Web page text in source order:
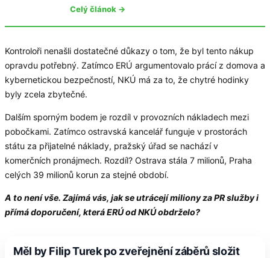
Celý článok →
Kontroloři nenašli dostatečné důkazy o tom, že byl tento nákup
opravdu potřebný. Zatímco ERÚ argumentovalo prácí z domova a
kybernetickou bezpečností, NKÚ má za to, že chytré hodinky
byly zcela zbytečné.
Dalším sporným bodem je rozdíl v provozních nákladech mezi
pobočkami. Zatímco ostravská kancelář funguje v prostorách
státu za přijatelné náklady, pražský úřad se nachází v
komerčních pronájmech. Rozdíl? Ostrava stála 7 milionů, Praha
celých 39 milionů korun za stejné období.
A to není vše. Zajímá vás, jak se utrácejí miliony za PR služby i
přímá doporučení, která ERÚ od NKÚ obdrželo?
Měl by Filip Turek po zveřejnění záběrů složit